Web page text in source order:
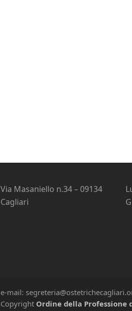
Via Masaniello n.34 – 09134
Cagliari
e-mail:
Copyright Ordine della Professione